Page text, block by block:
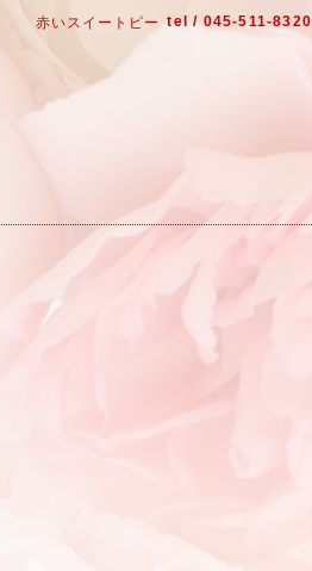
赤いスイートピー tel / 045-511-8320